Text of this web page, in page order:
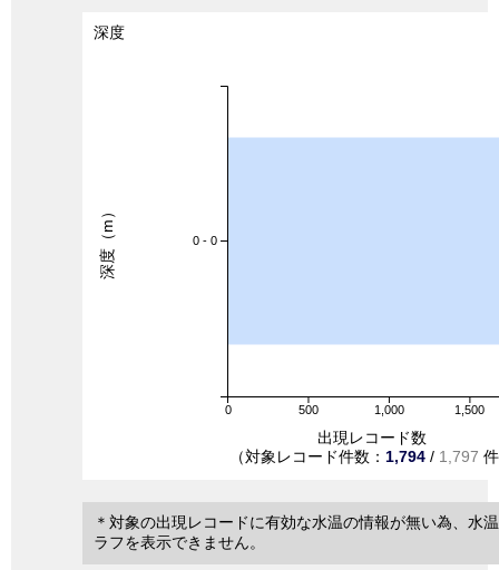
深度
0 500 1,000 1,500
0 - 0
出現レコード数
（対象レコード件数： 1,794 / 1,797
深度（m）
＊対象の出現レコードに有効な水温の情報が無い為、水
ラフを表示できません。